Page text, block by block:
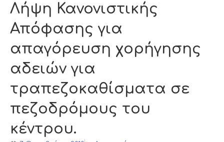
Λήψη Κανονιστικής
Απόφασης για
απαγόρευση χορήγησης
αδειών για
τραπεζοκαθίσματα σε
πεζοδρόμους του
κέντρου.